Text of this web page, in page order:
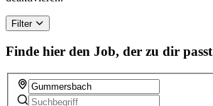
this
field
Filter
Finde hier den Job, der zu dir passt